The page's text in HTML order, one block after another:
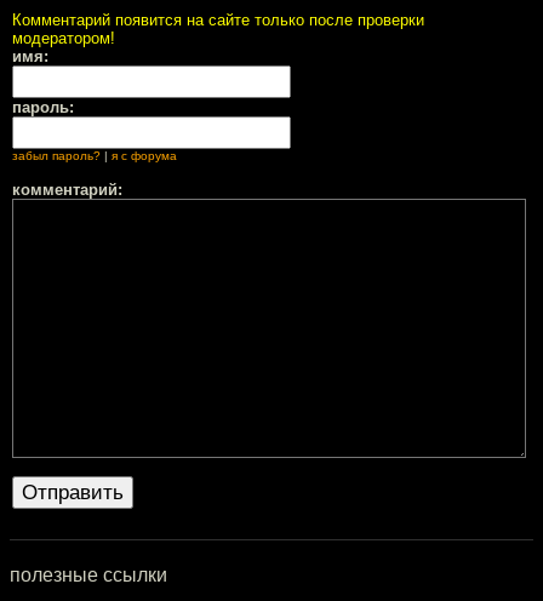
Комментарий появится на сайте только после проверки
модератором!
имя:
пароль:
забыл пароль? я с форума
комментарий:
полезные ссылки